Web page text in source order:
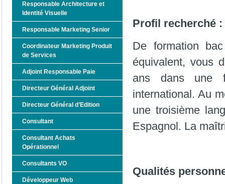
Responsable Architecture et
Identité Visuelle
Responsable Marketing Senior
Coordinateur Marketing Produit
de Services
Adjoint Responsable Paie
Directeur Général Adjoint
Directeur Général d’Edition
Consultant
Consultant Achats
Opérationnel
Consultants VO
Développeur Web
Profil recherché :
De formation
équivalent, vous
ans dans une
international. Au
une troisième
Espagnol. La
Qualités